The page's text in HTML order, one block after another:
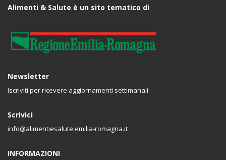
Alimenti & Salute è un sito tematico di
Newsletter
Iscriviti per ricevere aggiornamenti settimanali
Scrivici
info@alimentiesalute.emilia-romagna.it
INFORMAZIONI